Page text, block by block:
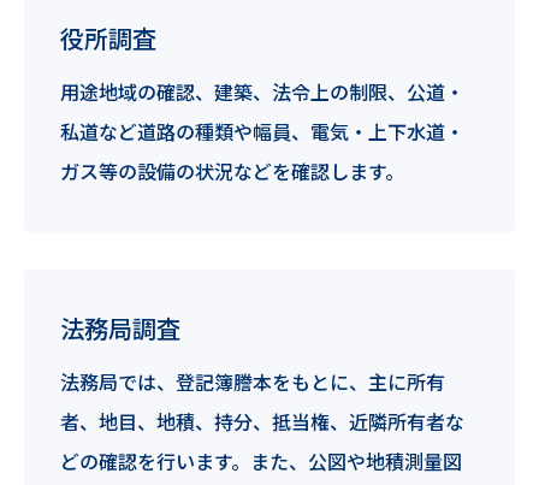
役所調査
用途地域の確認、建築、法令上の制限、公道・
私道など道路の種類や幅員、電気・上下水道・
ガス等の設備の状況などを確認します。
法務局調査
法務局では、登記簿謄本をもとに、主に所有
者、地目、地積、持分、抵当権、近隣所有者な
どの確認を行います。また、公図や地積測量図